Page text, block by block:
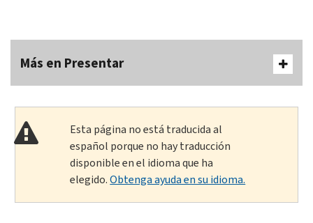
Más en Presentar
Esta página no está traducida al
español porque no hay traducción
disponible en el idioma que ha
elegido.Obtenga ayuda en su idioma.